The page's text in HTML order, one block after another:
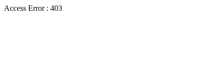
Access Error : 403